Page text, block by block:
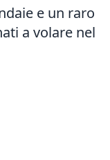
e un raro
a volare nel